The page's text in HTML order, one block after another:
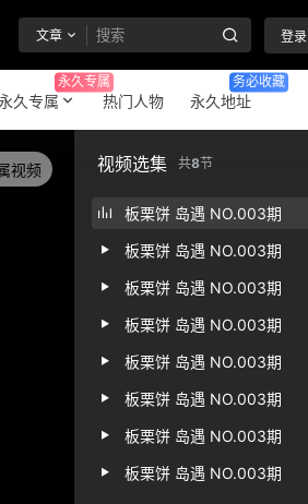
文章 登录
久专属
永久专属
热门人物 永久地址
务必收藏
视频 视频选集 共8节
板栗饼 岛遇 NO.003期
板栗饼 岛遇 NO.003期
板栗饼 岛遇 NO.003期
板栗饼 岛遇 NO.003期
板栗饼 岛遇 NO.003期
板栗饼 岛遇 NO.003期
板栗饼 岛遇 NO.003期
板栗饼 岛遇 NO.003期